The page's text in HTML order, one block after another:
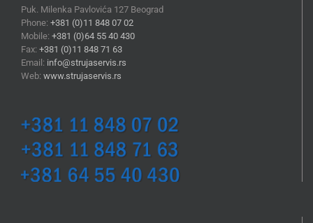
Puk. Milenka Pavlovića 127 Beograd
Phone: +381 (0)11 848 07 02
Mobile: +381 (0)64 55 40 430
Fax: +381 (0)11 848 71 63
Email: info@strujaservis.rs
Web: www.strujaservis.rs